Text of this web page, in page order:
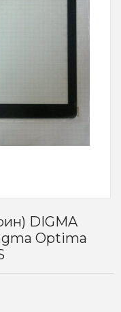
DIGMA
Optima